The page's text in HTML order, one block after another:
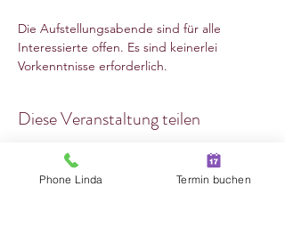
Die Aufstellungsabende sind für alle
Interessierte offen. Es sind keinerlei
Vorkenntnisse erforderlich.
Diese Veranstaltung teilen
Phone Linda Termin buchen